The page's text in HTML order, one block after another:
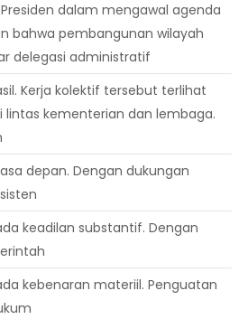
dalam mengawal agenda
bahwa pembangunan wilayah
delegasi administratif
Kerja kolektif tersebut terlihat
lintas kementerian dan lembaga.
depan. Dengan dukungan
keadilan substantif. Dengan
kebenaran materiil. Penguatan